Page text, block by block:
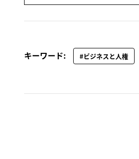
キーワード: #ビジネスと人権